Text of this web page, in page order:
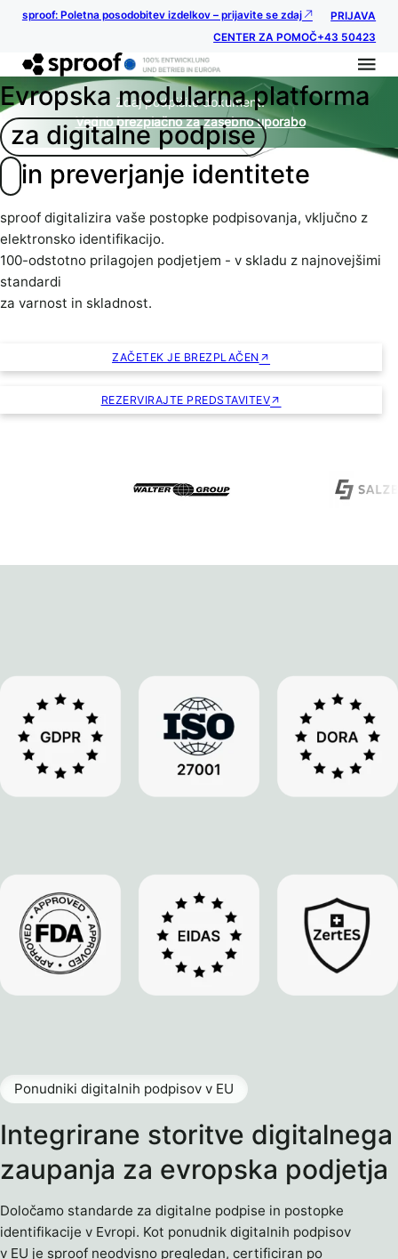
sproof: Poletna posodobitev izdelkov – prijavite se zdaj
PRIJAVA
CENTER ZA POMOČ+43 50423
Evropska modularna platforma
za digitalne podpise
in preverjanje identitete
sproof digitalizira vaše postopke podpisovanja, vključno z
elektronsko identifikacijo.
100-odstotno prilagojen podjetjem - v skladu z najnovejšimi
standardi
za varnost in skladnost.
ZAČETEK JE BREZPLAČEN
REZERVIRAJTE PREDSTAVITEV
Zdaj podpišite dokument.
Vedno brezplačno za zasebno uporabo
Integrirane storitve digitalnega
zaupanja za evropska podjetja
Ponudniki digitalnih podpisov v EU
Določamo standarde za digitalne podpise in postopke
identifikacije v Evropi. Kot ponudnik digitalnih podpisov
v EU je sproof neodvisno pregledan, certificiran po